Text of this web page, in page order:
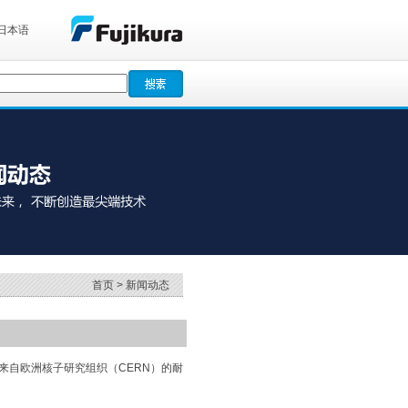
本语
首页 > 新闻动态
自欧洲核子研究组织（CERN）的耐